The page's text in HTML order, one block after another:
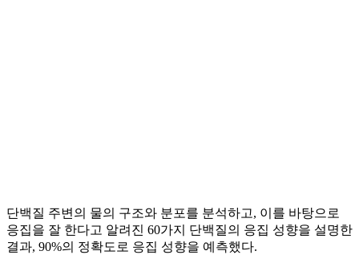
단백질 주변의 물의 구조와 분포를 분석하고, 이를 바탕으로
응집을 잘 한다고 알려진 60가지 단백질의 응집 성향을 설명한
결과, 90%의 정확도로 응집 성향을 예측했다.